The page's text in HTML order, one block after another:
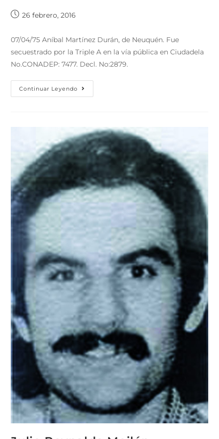
26 febrero, 2016
07/04/75 Aníbal Martínez Durán, de Neuquén. Fue
secuestrado por la Triple A en la vía pública en Ciudadela
No.CONADEP: 7477. Decl. No:2879.
Continuar Leyendo